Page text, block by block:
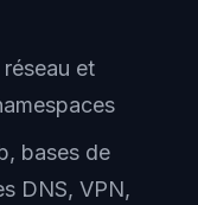
et
bases de
DNS, VPN,